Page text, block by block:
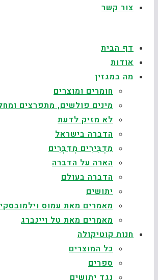
צור קשר
דף הבית
אודות
מה במגזין
חומרים ומוצרים
מינים פולשים, מתפרצים
לא מזיק לדעת
הדברה בישראל
מַדְבִּירִים מְדַבְּרִים
הארה על הדברה
הדברה בעולם
יתושים
מאמרים מאת עמוס וילמובסקי
מאמרים מאת טל ויינברג
חנות קוטיקולה
כל המוצרים
ספרים
נגד יתושים